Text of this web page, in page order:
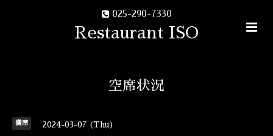
025-290-7330
Restaurant ISO
空席状況
満席 2024-03-07 (Thu)